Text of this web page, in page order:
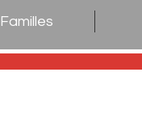
Familles